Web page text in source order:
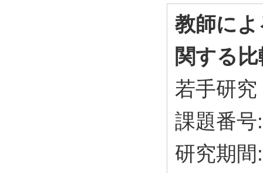
教師に
関する
若手研究
課題番号
研究期